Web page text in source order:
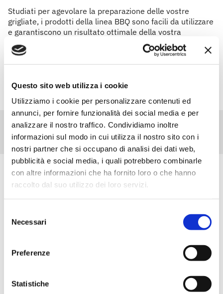
Questo sito web utilizza i cookie
Utilizziamo i cookie per personalizzare contenuti ed
annunci, per fornire funzionalità dei social media e per
analizzare il nostro traffico. Condividiamo inoltre
informazioni sul modo in cui utilizza il nostro sito con i
nostri partner che si occupano di analisi dei dati web,
pubblicità e social media, i quali potrebbero combinarle
con altre informazioni che ha fornito loro o che hanno
raccolto dal suo utilizzo dei loro servizi.
delNecessari
Preferenze
Statistiche
Studiati per agevolare la preparazione delle vostre
grigliate, i prodotti della linea BBQ sono facili da utilizzare
e garantiscono un risultato ottimale della vostra
brace.Ideali per gli amanti del camino, ti aiutano ad
accendere il fuoco con semplicità.
Scopri tutti i prodotti correlati